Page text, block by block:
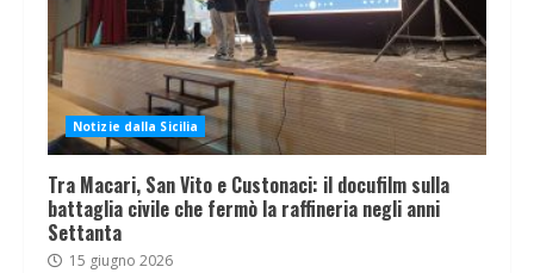
Notizie dalla Sicilia
Tra Macari, San Vito e Custonaci: il docufilm sulla
battaglia civile che fermò la raffineria negli anni
Settanta
15 giugno 2026